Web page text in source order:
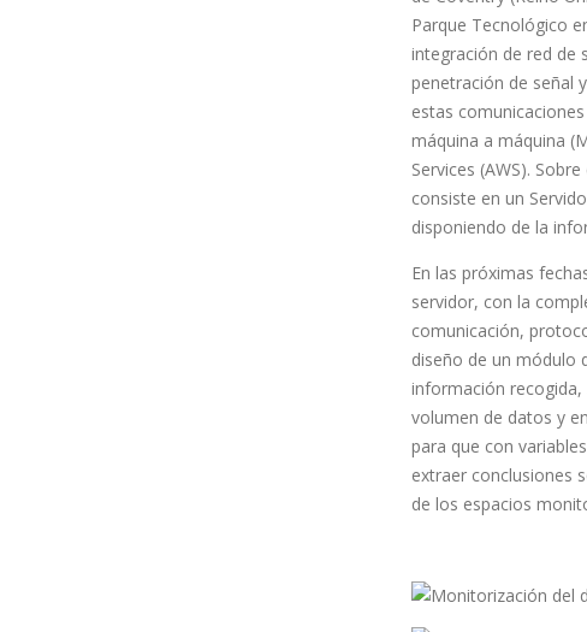
Parque Tecnológico
integración de red de
penetración de señal
estas
máquina a máquina
Services (AWS).
consiste en un
disponiendo de la
En las próximas
servidor, con la
comunicación,
diseño de un módulo
información
volumen de datos y
para que con
extraer conclusiones
de los espacios